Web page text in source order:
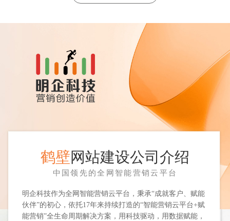
鹤壁网站建设公司介绍
中国领先的全网智能营销云平台
明企科技作为全网智能营销云平台，秉承“成就客户、赋能
伙伴”的初心，依托17年来持续打造的“智能营销云平台+赋
能营销”全生命周期解决方案，用科技驱动，用数据赋能，